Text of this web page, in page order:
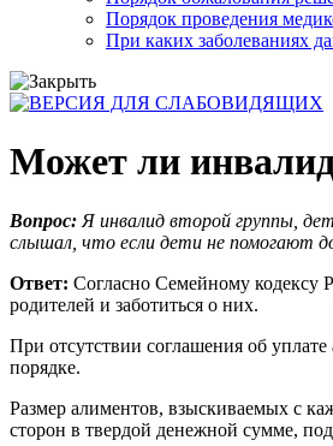
Порядок проведения
При каких заболеваниях
Может ли инвалид
Вопрос: Я инвалид второй группы,
слышал, что если дети не помогают
Ответ: Согласно Семейному кодексу
родителей и заботиться о них.
При отсутствии соглашения об
порядке.
Размер алиментов, взыскиваемых с
сторон в твердой денежной сумме,